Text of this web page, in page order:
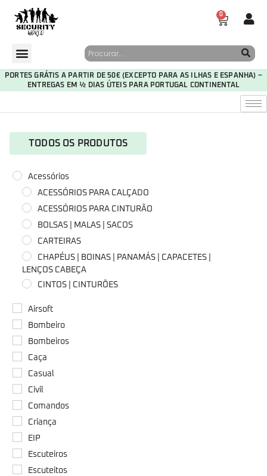
0
PORTES GRÁTIS A PARTIR DE 50€ (EXCEPTO PARA AS ILHAS E ESPANHA) –
ENTREGAS EM ½ DIAS ÚTEIS PARA PORTUGAL CONTINENTAL
TODOS OS PRODUTOS
Acessórios
ACESSÓRIOS PARA CALÇADO
ACESSÓRIOS PARA CINTURÃO
BOLSAS | MALAS | SACOS
CARTEIRAS
CHAPÉUS | BOINAS | PANAMÁS | CAPACETES |
LENÇOS CABEÇA
CINTOS | CINTURÕES
Airsoft
Bombeiro
Bombeiros
Caça
Casual
Civil
Comandos
Criança
EIP
Escuteiros
Escuteitos